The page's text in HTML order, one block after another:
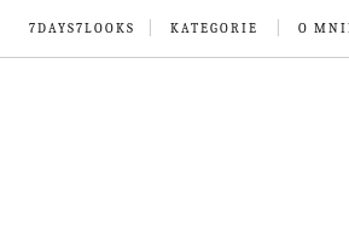
7DAYS7LOOKS KATEGORIE O